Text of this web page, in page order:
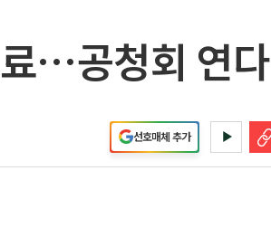
…공청회 연다
선호매체 추가